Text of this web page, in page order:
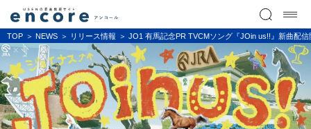
TOP NEWS リリース情報 JO1 有馬記念PR TVCMソング『JOin us!!』新曲配信